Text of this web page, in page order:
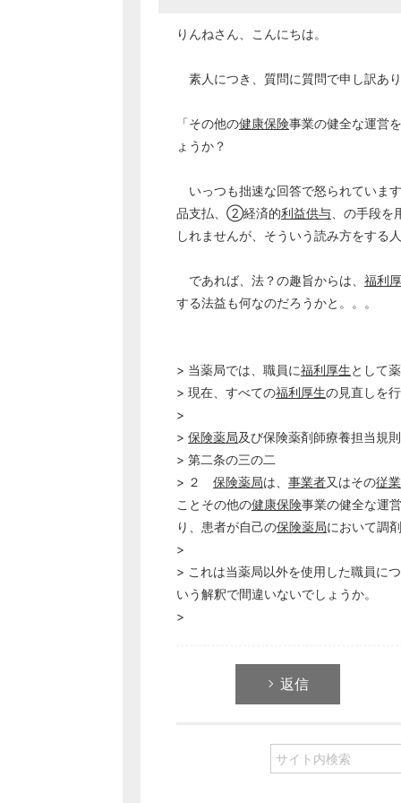
りんねさん、こんにちは。
素人につき、質問に質問で申し訳あ
「その他の健康保険事業の健全な運営
ょうか？
いっつも拙速な回答で怒られていま
品支払、➁経済的利益供与 、の手段
しれませんが、そういう読み方をする
であれば、法？の趣旨からは、 福利
する法益も何なのだろうかと。。。
> 当薬局では、職員に福利厚生として
> 現在、すべての福利厚生の見直しを
>
> 保険薬局及び保険薬剤師療養担当規則
> 第二条の三の二
> ２ 保険薬局は、 事業者又はその従
ことその他の健康保険事業の健全な運
り、患者が自己の保険薬局において調
>
> これは当薬局以外を使用した職員に
いう解釈で間違いないでしょうか。
>
返信